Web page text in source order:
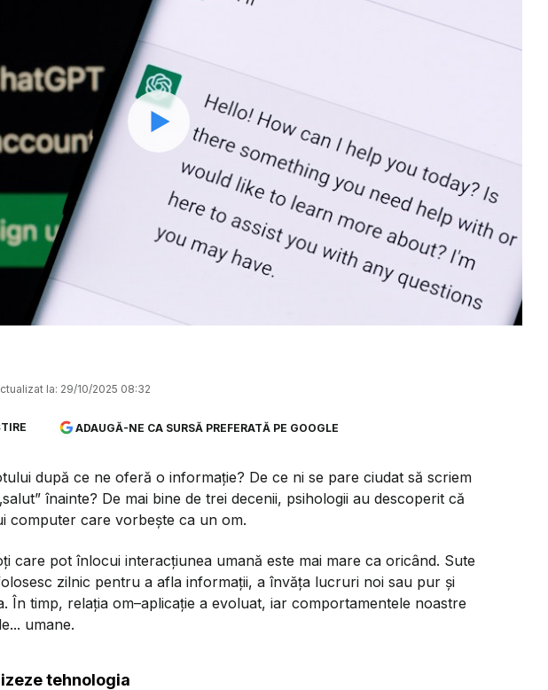
Watch
la: 29/10/2025 08:32
ADAUGĂ-NE CA SURSĂ PREFERATĂ PE GOOGLE
după ce ne oferă o informație? De ce ni se pare ciudat să scriem
înainte? De mai bine de trei decenii, psihologii au descoperit că
computer care vorbește ca un om.
care pot înlocui interacțiunea umană este mai mare ca oricând. Sute
zilnic pentru a afla informații, a învăța lucruri noi sau pur și
În timp, relația om–aplicație a evoluat, iar comportamentele noastre
umane.
tehnologia